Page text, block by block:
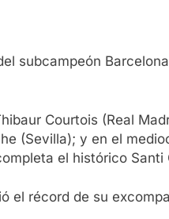
subcampeón
Courtois (Real
(Sevilla); y en el
el histórico Santi
el récord de su